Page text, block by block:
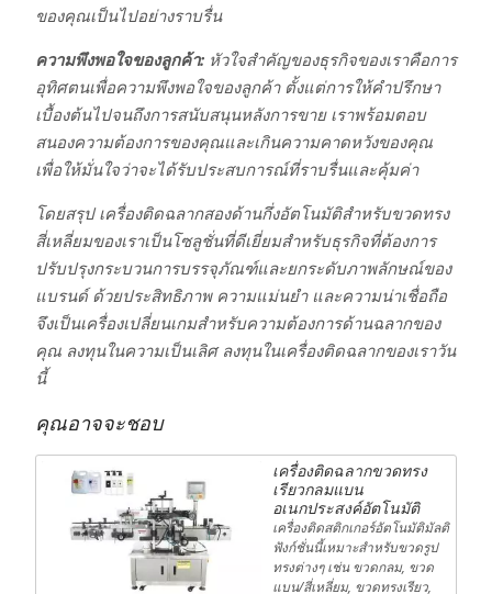
ของคุณเป็นไปอย่างราบรื่น
ความพึงพอใจของลูกค้า:หัวใจสำคัญของธุรกิจของเราคือการ
อุทิศตนเพื่อความพึงพอใจของลูกค้า ตั้งแต่การให้คำปรึกษา
เบื้องต้นไปจนถึงการสนับสนุนหลังการขาย เราพร้อมตอบ
สนองความต้องการของคุณและเกินความคาดหวังของคุณ
เพื่อให้มั่นใจว่าจะได้รับประสบการณ์ที่ราบรื่นและคุ้มค่า
โดยสรุป เครื่องติดฉลากสองด้านกึ่งอัตโนมัติสำหรับขวดทรง
สี่เหลี่ยมของเราเป็นโซลูชั่นที่ดีเยี่ยมสำหรับธุรกิจที่ต้องการ
ปรับปรุงกระบวนการบรรจุภัณฑ์และยกระดับภาพลักษณ์ของ
แบรนด์ ด้วยประสิทธิภาพ ความแม่นยำ และความน่าเชื่อถือ
จึงเป็นเครื่องเปลี่ยนเกมสำหรับความต้องการด้านฉลากของ
คุณ ลงทุนในความเป็นเลิศ ลงทุนในเครื่องติดฉลากของเราวัน
นี้
คุณอาจจะชอบ
เครื่องติดฉลากขวดทรง
เรียวกลมแบน
อเนกประสงค์อัตโนมัติ
เครื่องติดสติกเกอร์อัตโนมัติมัลติ
ฟังก์ชั่นนี้เหมาะสำหรับขวดรูป
ทรงต่างๆ เช่น ขวดกลม, ขวด
แบน/สี่เหลี่ยม, ขวดทรงเรียว,